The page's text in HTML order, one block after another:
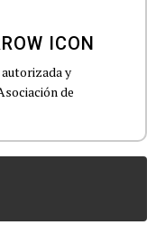
y
de